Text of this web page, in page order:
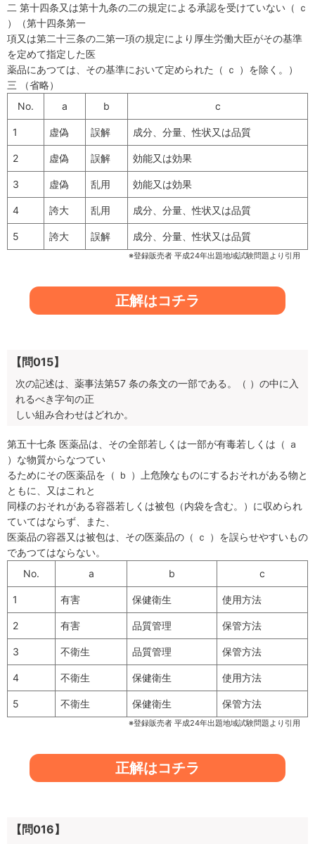
二 第十四条又は第十九条の二の規定による承認を受けていない（ ｃ
）（第十四条第一
項又は第二十三条の二第一項の規定により厚生労働大臣がその基準
を定めて指定した医
薬品にあつては、その基準において定められた（ ｃ ）を除く。）
三 （省略）
No.
a b c
1 虚偽 誤解 成分、分量、性状又は品質
2 虚偽 誤解 効能又は効果
3 虚偽 乱用 効能又は効果
4 誇大 乱用 成分、分量、性状又は品質
5 誇大 誤解 成分、分量、性状又は品質
※登録販売者 平成24年出題地域試験問題より引用
正解はコチラ
【問015】
次の記述は、薬事法第57 条の条文の一部である。（ ）の中に入
れるべき字句の正
しい組み合わせはどれか。
第五十七条 医薬品は、その全部若しくは一部が有毒若しくは（ ａ
）な物質からなつてい
るためにその医薬品を（ ｂ ）上危険なものにするおそれがある物と
ともに、又はこれと
同様のおそれがある容器若しくは被包（内袋を含む。）に収められ
ていてはならず、また、
医薬品の容器又は被包は、その医薬品の（ ｃ ）を誤らせやすいもの
であつてはならない。
No.
a b c
1 有害 保健衛生 使用方法
2 有害 品質管理 保管方法
3 不衛生 品質管理 保管方法
4 不衛生 保健衛生 使用方法
5 不衛生 保健衛生 保管方法
※登録販売者 平成24年出題地域試験問題より引用
正解はコチラ
【問016】